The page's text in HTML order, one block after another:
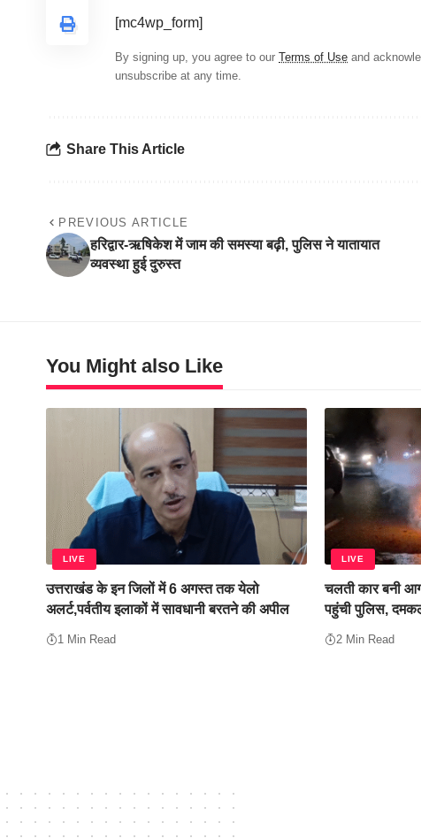
[mc4wp_form]
By signing up, you agree to our Terms of Use and
unsubscribe at any time.
Share This Article
PREVIOUS ARTICLE
हरिद्वार-ऋषिकेश में जाम की समस्या बढ़ी, पुलिस ने यातायात
व्यवस्था हुई दुरुस्त
You Might also Like
LIVE
उत्तराखंड के इन जिलों में 6 अगस्त तक येलो
अलर्ट,पर्वतीय इलाकों में सावधानी बरतने की अपील
1 Min Read
LIVE
चलती कार बनी
पहुंची पुलिस,
2 Min Read